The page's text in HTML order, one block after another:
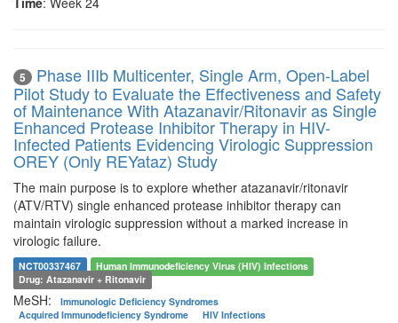
5
Phase IIIb Multicenter, Single Arm, Open-Label
Pilot Study to Evaluate the Effectiveness and Safety
of Maintenance With Atazanavir/Ritonavir as Single
Enhanced Protease Inhibitor Therapy in HIV-
Infected Patients Evidencing Virologic Suppression
OREY (Only REYataz) Study
The main purpose is to explore whether atazanavir/ritonavir
(ATV/RTV) single enhanced protease inhibitor therapy can
maintain virologic suppression without a marked increase in
virologic failure.
NCT00337467
Human Immunodeficiency Virus (HIV) Infections
Drug: Atazanavir + Ritonavir
MeSH:
Immunologic Deficiency Syndromes
Acquired Immunodeficiency Syndrome
HIV Infections